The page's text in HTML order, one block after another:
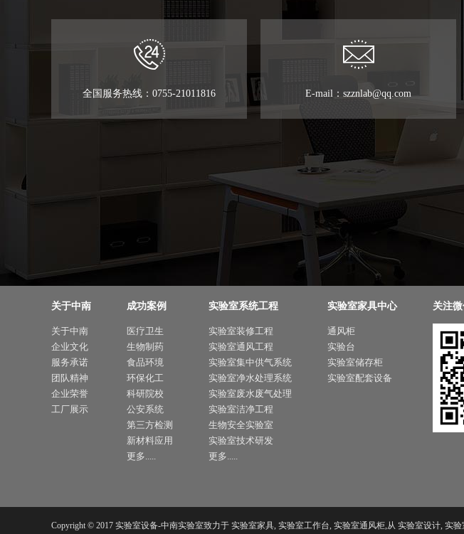
全国服务热线：0755-21011816 E-mail：szznlab@qq.com
关于中南
关于中南
企业文化
服务承诺
团队精神
企业荣誉
工厂展示
成功案例
医疗卫生
生物制药
食品环境
环保化工
科研院校
公安系统
第三方检测
新材料应用
更多.....
实验室系统工程
实验室装修工程
实验室通风工程
实验室集中供气系统
实验室净水处理系统
实验室废水废气处理
实验室洁净工程
生物安全实验室
实验室技术研发
更多.....
实验室家具中心
通风柜
实验台
实验室储存柜
实验室配套设备
关注
Copyright © 2017 实验室设备-中南实验室致力于 实验室家具, 实验室工作台, 实验室通风柜,从 实验室设计,